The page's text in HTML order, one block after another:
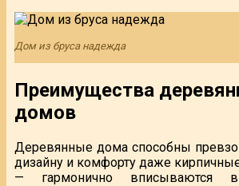
Дом из бруса надежда
Преимущества
домов
Деревянные дома способны
дизайну и комфорту даже
— гармонично вписываются